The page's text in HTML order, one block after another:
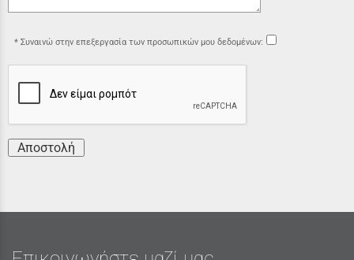
Συναινώ στην επεξεργασία των προσωπικών μου δεδομένων:
Αποστολή